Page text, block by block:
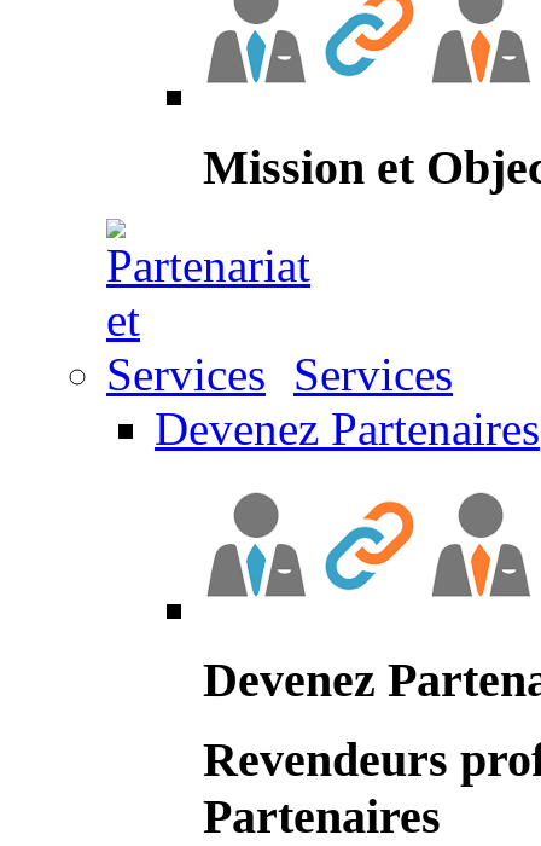
Mission et
Services
Devenez Partenaires
Devenez
Revendeurs
Partenaires